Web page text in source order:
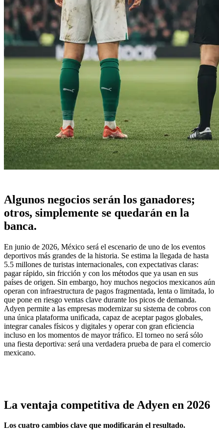
Algunos negocios serán los ganadores;
otros, simplemente se quedarán en la
banca.
En junio de 2026, México será el escenario de uno de los eventos
deportivos más grandes de la historia. Se estima la llegada de hasta
5.5 millones de turistas internacionales, con expectativas claras:
pagar rápido, sin fricción y con los métodos que ya usan en sus
países de origen. Sin embargo, hoy muchos negocios mexicanos aún
operan con infraestructura de pagos fragmentada, lenta o limitada, lo
que pone en riesgo ventas clave durante los picos de demanda.
Adyen permite a las empresas modernizar su sistema de cobros con
una única plataforma unificada, capaz de aceptar pagos globales,
integrar canales físicos y digitales y operar con gran eficiencia
incluso en los momentos de mayor tráfico. El torneo no será sólo
una fiesta deportiva: será una verdadera prueba de para el comercio
mexicano.
La ventaja competitiva de Adyen en 2026
Los cuatro cambios clave que modificarán el resultado.